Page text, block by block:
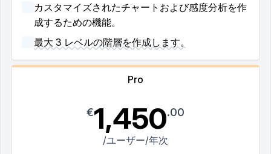
カスタマイズされたチャートおよび感度分析を作
成するための機能。
最大 3 レベルの階層を作成します。
Pro
€1,450.00
/ユーザー/年次